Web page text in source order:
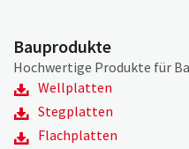
Bauprodukte
Hochwertige Produkte für
Wellplatten
Stegplatten
Flachplatten